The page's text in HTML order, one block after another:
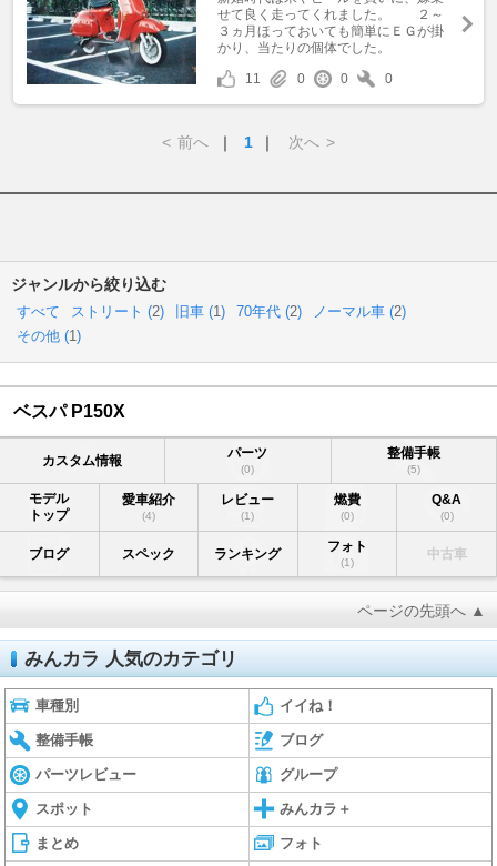
せて良く走ってくれました。 ２～
３ヵ月ほっておいても簡単にＥＧが掛
かり、当たりの個体でした。
11
0 0 0
< 前へ ｜ 1 ｜ 次へ >
ジャンルから絞り込む
すべて ストリート (2) 旧車 (1) 70年代 (2) ノーマル車 (2)
その他 (1)
ベスパ P150X
カスタム情報 パーツ
(0)
整備手帳
(5)
モデル
トップ
愛車紹介
(4)
レビュー
(1)
燃費
(0)
Q&A
(0)
ブログ スペック ランキング フォト
(1)
中古車
ページの先頭へ ▲
みんカラ 人気のカテゴリ
車種別 イイね！
整備手帳 ブログ
パーツレビュー グループ
スポット みんカラ＋
まとめ フォト